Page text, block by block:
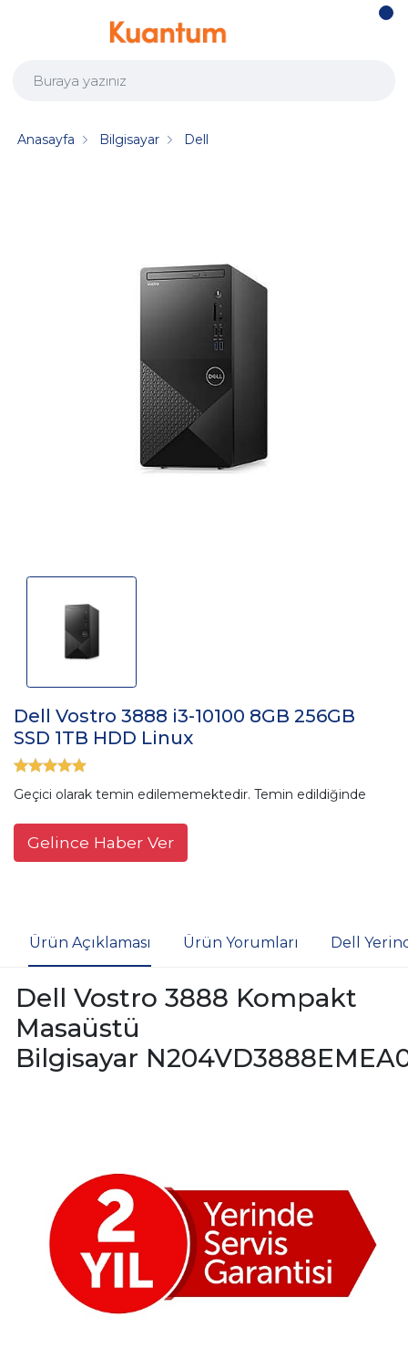
Anasayfa Bilgisayar Dell
Dell Vostro 3888 i3-10100 8GB 256GB
SSD 1TB HDD Linux
Geçici olarak temin edilememektedir. Temin edildiğinde
Gelince Haber Ver
Ürün Açıklaması Ürün Yorumları Dell
Dell Vostro 3888 Kompakt
Masaüstü
Bilgisayar